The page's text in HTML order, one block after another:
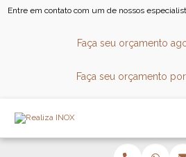
Entre em contato com um de nossos
Faça seu orçamento
Faça seu orçamento